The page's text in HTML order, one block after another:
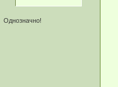
Однозначно!